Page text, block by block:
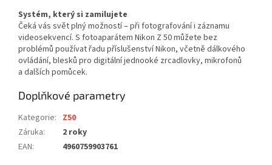
Systém, který si zamilujete
Čeká vás svět plný možností – při fotografování i záznamu
videosekvencí. S fotoaparátem Nikon Z 50 můžete bez
problémů používat řadu příslušenství Nikon, včetně dálkového
ovládání, blesků pro digitální jednooké zrcadlovky, mikrofonů
a dalších pomůcek.
Doplňkové parametry
Kategorie: Z50
Záruka:
2 roky
EAN: 4960759903761